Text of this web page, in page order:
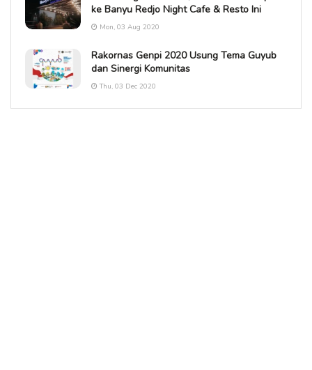
ke Banyu Redjo Night Cafe & Resto Ini
Mon, 03 Aug 2020
Rakornas Genpi 2020 Usung Tema Guyub
dan Sinergi Komunitas
Thu, 03 Dec 2020